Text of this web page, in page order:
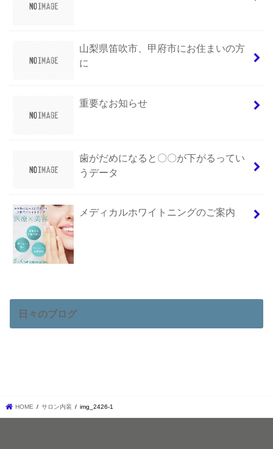
山梨県笛吹市、甲府市にお住まいの方
に
重要なお知らせ
歯がだめになると〇〇が下がるってい
うデータ
メディカルホワイトニングのご案内
日々のブログ
HOME サロン内装 img_2426-1